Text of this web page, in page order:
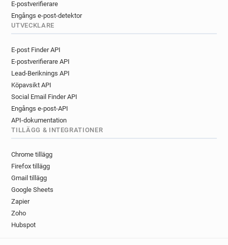
E-postverifierare
Engångs e-post-detektor
UTVECKLARE
E-post Finder API
E-postverifierare API
Lead-Beriknings API
Köpavsikt API
Social Email Finder API
Engångs e-post-API
API-dokumentation
TILLÄGG & INTEGRATIONER
Chrome tillägg
Firefox tillägg
Gmail tillägg
Google Sheets
Zapier
Zoho
Hubspot